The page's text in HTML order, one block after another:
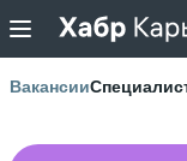
Вакансии